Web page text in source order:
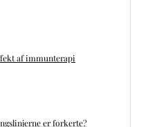
af immunterapi
er forkerte?